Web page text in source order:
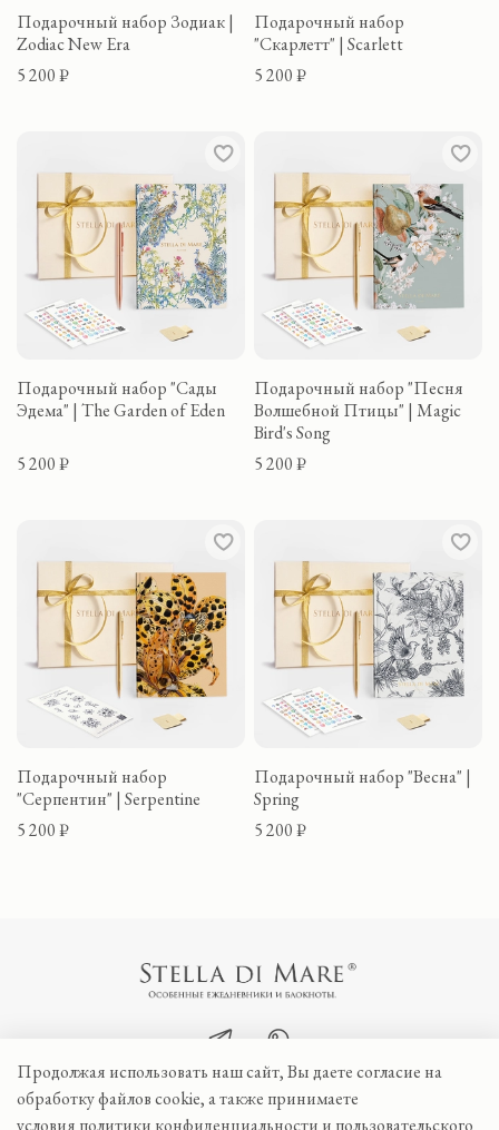
Подарочный набор Зодиак |
Zodiac New Era
5 200 ₽
Подарочный набор
"Скарлетт" | Scarlett
5 200 ₽
Подарочный набор "Сады
Эдема" | The Garden of Eden
5 200 ₽
Подарочный набор "Песня
Волшебной Птицы" | Magic
Bird's Song
5 200 ₽
Подарочный набор
"Серпентин" | Serpentine
5 200 ₽
Подарочный набор "Весна" |
Spring
5 200 ₽
+7 985 760 40 55 hello@mystelladimare.ru
Продолжая использовать наш сайт, Вы даете согласие на
обработку файлов cookie, а также принимаете
условия политики конфиденциальности и пользовательского